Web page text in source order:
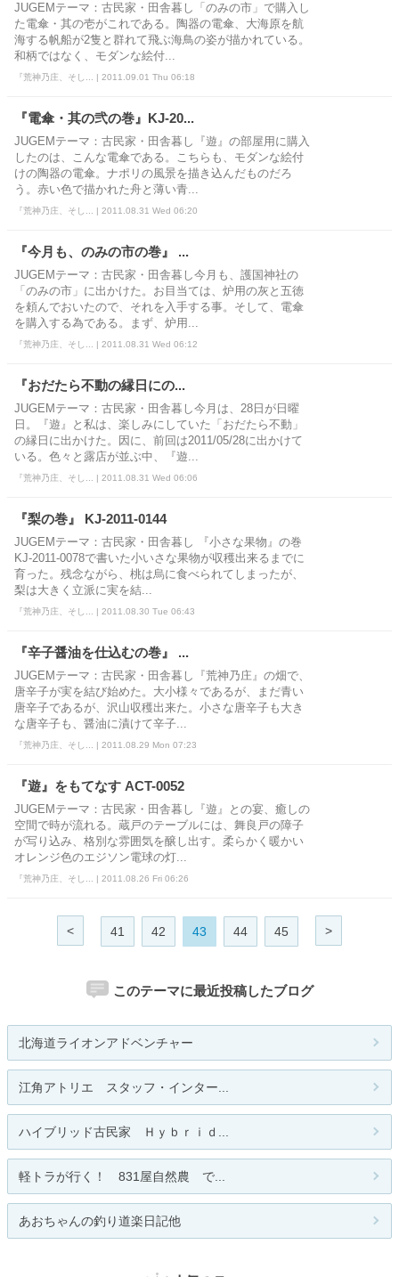
JUGEMテーマ：古民家・田舎暮し「のみの市」で購入し
た電傘・其の壱がこれである。陶器の電傘、大海原を航
海する帆船が2隻と群れて飛ぶ海鳥の姿が描かれている。
和柄ではなく、モダンな絵付...
『荒神乃庄、そし... | 2011.09.01 Thu 06:18
『電傘・其の弐の巻』KJ-20...
JUGEMテーマ：古民家・田舎暮し『遊』の部屋用に購入
したのは、こんな電傘である。こちらも、モダンな絵付
けの陶器の電傘。ナポリの風景を描き込んだものだろ
う。赤い色で描かれた舟と薄い青...
『荒神乃庄、そし... | 2011.08.31 Wed 06:20
『今月も、のみの市の巻』 ...
JUGEMテーマ：古民家・田舎暮し今月も、護国神社の
「のみの市」に出かけた。お目当ては、炉用の灰と五徳
を頼んでおいたので、それを入手する事。そして、電傘
を購入する為である。まず、炉用...
『荒神乃庄、そし... | 2011.08.31 Wed 06:12
『おだたら不動の縁日にの...
JUGEMテーマ：古民家・田舎暮し今月は、28日が日曜
日。『遊』と私は、楽しみにしていた「おだたら不動」
の縁日に出かけた。因に、前回は2011/05/28に出かけて
いる。色々と露店が並ぶ中、『遊...
『荒神乃庄、そし... | 2011.08.31 Wed 06:06
『梨の巻』 KJ-2011-0144
JUGEMテーマ：古民家・田舎暮し 『小さな果物』の巻
KJ-2011-0078で書いた小いさな果物が収穫出来るまでに
育った。残念ながら、桃は烏に食べられてしまったが、
梨は大きく立派に実を結...
『荒神乃庄、そし... | 2011.08.30 Tue 06:43
『辛子醤油を仕込むの巻』 ...
JUGEMテーマ：古民家・田舎暮し『荒神乃庄』の畑で、
唐辛子が実を結び始めた。大小様々であるが、まだ青い
唐辛子であるが、沢山収穫出来た。小さな唐辛子も大き
な唐辛子も、醤油に漬けて辛子...
『荒神乃庄、そし... | 2011.08.29 Mon 07:23
『遊』をもてなす ACT-0052
JUGEMテーマ：古民家・田舎暮し『遊』との宴、癒しの
空間で時が流れる。蔵戸のテーブルには、舞良戸の障子
が写り込み、格別な雰囲気を醸し出す。柔らかく暖かい
オレンジ色のエジソン電球の灯...
『荒神乃庄、そし... | 2011.08.26 Fri 06:26
< 41 42 43 44 45 >
このテーマに最近投稿したブログ
北海道ライオンアドベンチャー
江角アトリエ スタッフ・インター...
ハイブリッド古民家 Ｈｙｂｒｉｄ...
軽トラが行く！ 831屋自然農 で...
あおちゃんの釣り道楽日記他